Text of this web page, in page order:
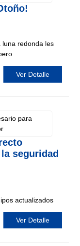
luna redonda les
Ver Detalle
seguridad
actualizados
Ver Detalle